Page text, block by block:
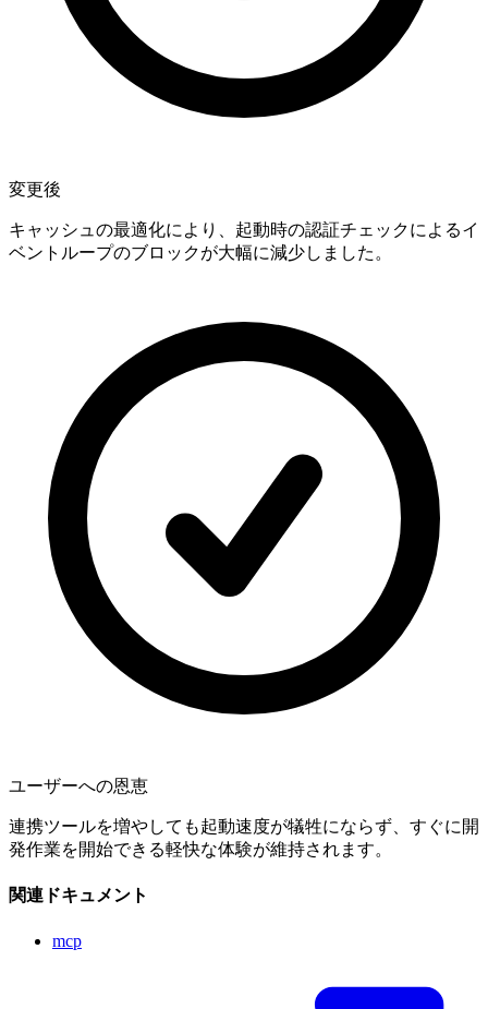
変更後
キャッシュの最適化により、起動時の認証チェックによるイ
ベントループのブロックが大幅に減少しました。
ユーザーへの恩恵
連携ツールを増やしても起動速度が犠牲にならず、すぐに開
発作業を開始できる軽快な体験が維持されます。
関連ドキュメント
mcp